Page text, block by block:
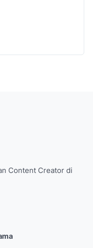
Content Creator di